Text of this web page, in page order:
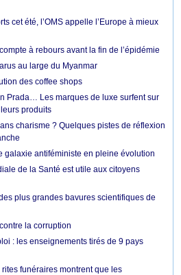
cet été, l’OMS appelle l’Europe à mieux
à rebours avant la fin de l’épidémie
au large du Myanmar
des coffee shops
Prada… Les marques de luxe surfent sur
produits
charisme ? Quelques pistes de réflexion
galaxie antiféministe en pleine évolution
de la Santé est utile aux citoyens
plus grandes bavures scientifiques de
la corruption
: les enseignements tirés de 9 pays
funéraires montrent que les